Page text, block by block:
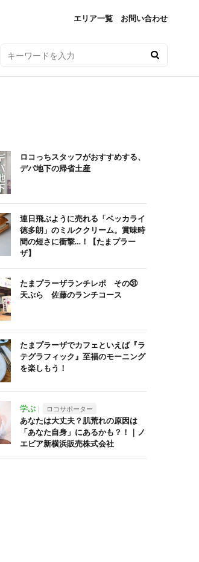
エリア一覧 お問い合わせ
ロコっちスタッフがおすすめする、
デパ地下の帰省土産
連日飛ぶように売れる「ベッカライ
徳多朗」のミルククリーム。賞味時
間の短さに衝撃…！【たまプラー
ザ】
たまプラーザランチレポ その㉛
天ぷら 佐藤のランチコース
たまプラーザでカフェといえば『ラ
テグラフィック』至福のモーニング
を楽しもう！
学ぶ ロコサポーター
あなたは大丈夫？肌荒れの原因は
「あなた自身」にあるかも？！｜ノ
エビア新横浜販売株式会社